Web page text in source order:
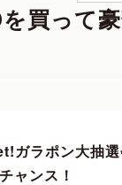
買って
ガラポン大抽
ャンス！